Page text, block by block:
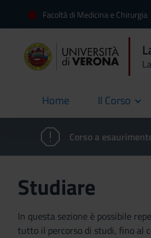
Facoltà di Medicina e Chirurgia
Home
current Il Corso
Corso a
Studiare
In questa sezione è possibile
tutto il percorso di studi, fino al